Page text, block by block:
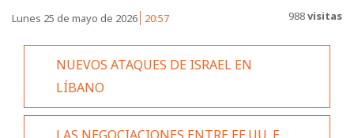
Lunes 25 de mayo de 2026 20:57 988visitas
NUEVOS ATAQUES DE ISRAEL EN
LÍBANO